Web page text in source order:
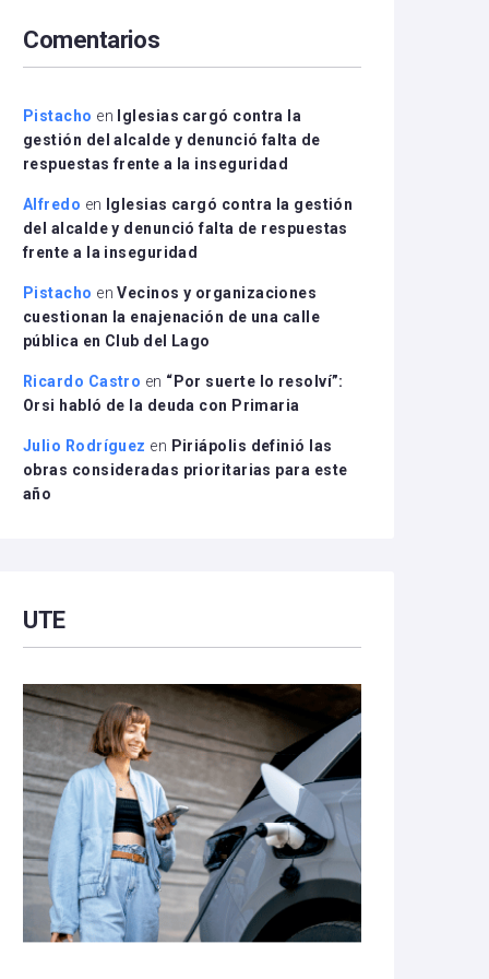
disminuir
el
Comentarios
Pistacho en
Iglesias cargó contra la
gestión del alcalde y denunció falta de
respuestas frente a la inseguridad
Alfredo en
Iglesias cargó contra la gestión
del alcalde y denunció falta de respuestas
frente a la inseguridad
Pistacho enVecinos y organizaciones
cuestionan la enajenación de una calle
pública en Club del Lago
Ricardo Castro en “Por suerte lo resolví”:
Orsi habló de la deuda con Primaria
Julio Rodríguez en Piriápolis definió las
obras consideradas prioritarias para este
año
UTE